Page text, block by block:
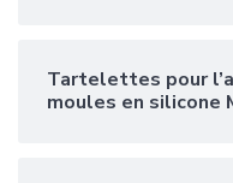
Tartelettes pour
moules en silicone